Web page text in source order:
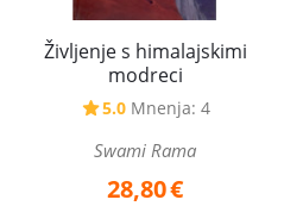
Življenje s himalajskimi
modreci
5.0 Mnenja: 4
Swami Rama
28,80€